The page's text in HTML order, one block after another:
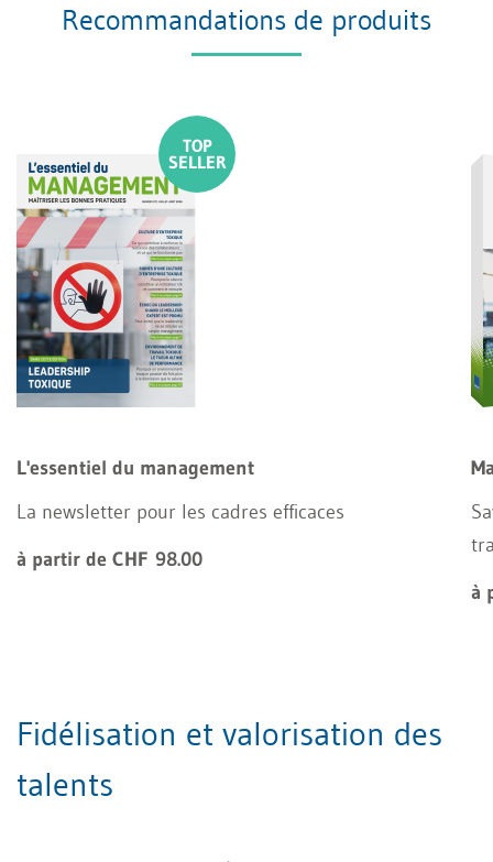
Recommandations de produits
L'essentiel du management
La newsletter pour les cadres efficaces
à partir de CHF 98.00
à
Fidélisation et valorisation des
talents